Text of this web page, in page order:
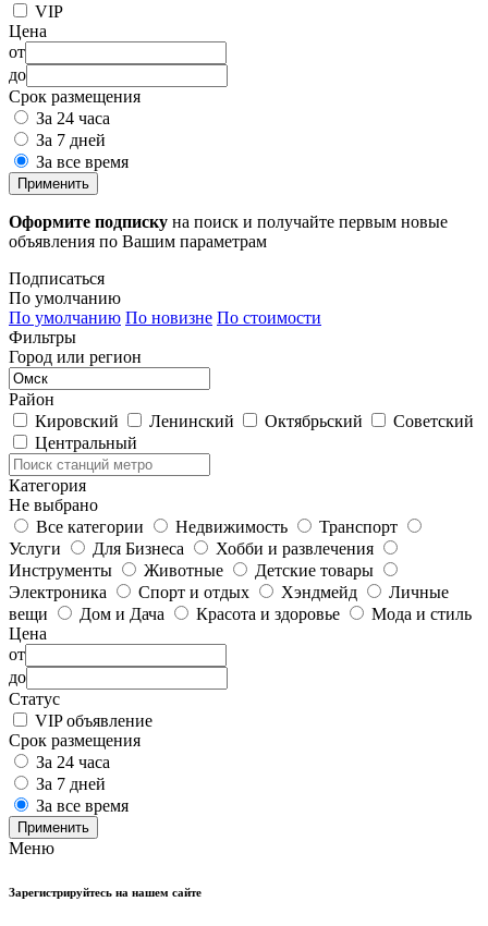
VIP
Цена
от
до
Срок размещения
За 24 часа
За 7 дней
За все время
Применить
Оформите подписку на поиск и получайте первым новые
объявления по Вашим параметрам
Подписаться
По умолчанию
По умолчанию По новизне По стоимости
Фильтры
Город или регион
Район
Кировский
Ленинский Октябрьский
Советский
Центральный
Категория
Не выбрано
Все категории
Недвижимость
Транспорт
Услуги
Для Бизнеса
Хобби и развлечения
Инструменты
Животные
Детские товары
Электроника
Спорт и отдых Хэндмейд
Личные
вещи
Дом и Дача Красота и здоровье
Мода и стиль
Цена
от
до
Статус
VIP объявление
Срок размещения
За 24 часа
За 7 дней
За все время
Применить
Меню
Зарегистрируйтесь на нашем сайте